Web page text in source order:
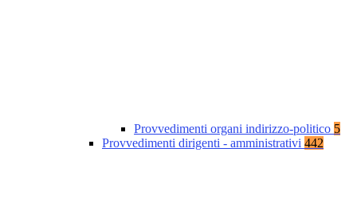
Provvedimenti organi indirizzo-politico 5
Provvedimenti dirigenti - amministrativi 442